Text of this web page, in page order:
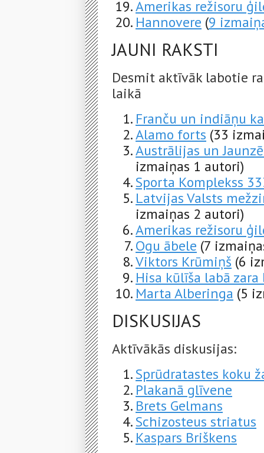
Amerikas režisoru
Hannovere (9
JAUNI RAKSTI
Desmit aktīvāk labotie
laikā
Franču un indiāņu
Alamo forts (33
Austrālijas un
izmaiņas 1 autori)
Sporta Komplekss
Latvijas Valsts
izmaiņas 2 autori)
Amerikas režisoru
Ogu ābele (7
Viktors Krūmiņš (6
Hisa kūlīša labā zara
Marta Alberinga (5
DISKUSIJAS
Aktīvākās diskusijas:
Sprūdratastes koku
Plakanā glīvene
Brets Gelmans
Schizosteus striatus
Kaspars Briškens